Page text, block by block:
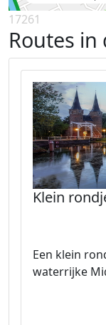
17261
Routes
Klein
Een klein
waterrijke